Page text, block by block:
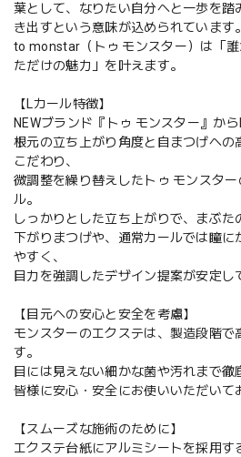
葉として、なりたい自分へと一歩を踏
き出すという意味が込められています。
to monstar（トゥ モンスター）は「
ただけの魅力」を叶えます。
【Lカール特徴】
NEWブランド『トゥ モンスター』か
根元の立ち上がり角度と自まつげへの
こだわり、
微調整を繰り替えしたトゥ モンスタ
ル。
しっかりとした立ち上がりで、まぶた
下がりまつげや、通常カールでは瞳に
やすく、
目力を強調したデザイン提案が安定し
【目元への安心と安全を考慮】
モンスターのエクステは、製造段階で
す。
目には見えない細かな菌や汚れまで徹
皆様に安心・安全にお使いいただいて
【スムーズな施術のために】
エクステ台紙にアルミシートを採用す